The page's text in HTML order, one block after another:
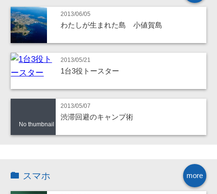
2013/06/05
わたしが生まれた島 小値賀島
2013/05/21
1台3役トースター
No thumbnail
2013/05/07
渋滞回避のキャンプ術
more
スマホ